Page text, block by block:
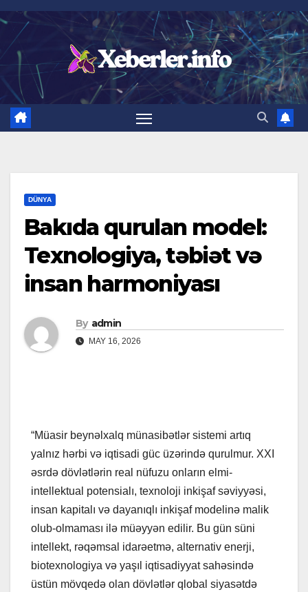
Skip
content
DÜNYA
Bakıda qurulan model:
Texnologiya, təbiət və
insan harmoniyası
By admin
MAY 16, 2026
“Müasir beynəlxalq münasibətlər sistemi artıq
yalnız hərbi və iqtisadi güc üzərində qurulmur. XXI
əsrdə dövlətlərin real nüfuzu onların elmi-
intellektual potensialı, texnoloji inkişaf səviyyəsi,
insan kapitalı və dayanıqlı inkişaf modelinə malik
olub-olmaması ilə müəyyən edilir. Bu gün süni
intellekt, rəqəmsal idarəetmə, alternativ enerji,
biotexnologiya və yaşıl iqtisadiyyat sahəsində
üstün mövqedə olan dövlətlər qlobal siyasətdə